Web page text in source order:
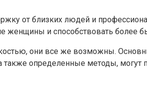
от близких людей и
женщины и способствовать более
они все же возможны.
определенные методы, могут